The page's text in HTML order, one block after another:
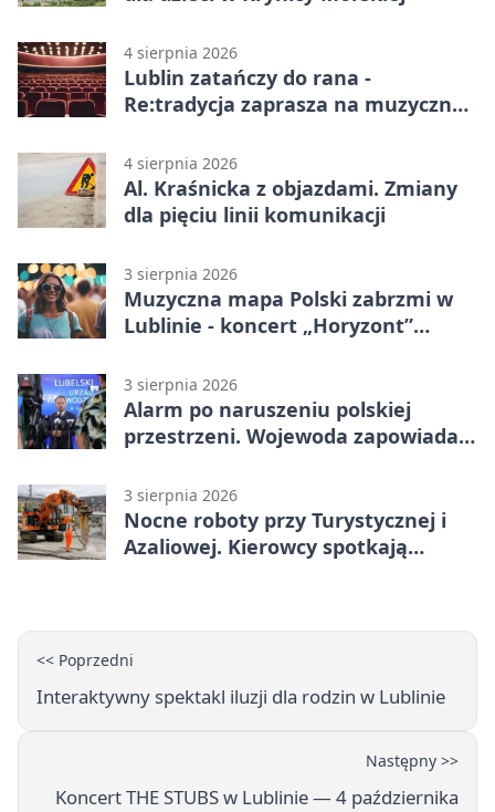
4 sierpnia 2026
Lublin zatańczy do rana -
Re:tradycja zaprasza na muzyczną
4 sierpnia 2026
Al. Kraśnicka z objazdami. Zmiany
dla pięciu linii komunikacji
3 sierpnia 2026
Muzyczna mapa Polski zabrzmi w
Lublinie - koncert „Horyzont”
3 sierpnia 2026
Alarm po naruszeniu polskiej
przestrzeni. Wojewoda zapowiada
3 sierpnia 2026
Nocne roboty przy Turystycznej i
Azaliowej. Kierowcy spotkają
<< Poprzedni
Interaktywny spektakl iluzji dla rodzin w Lublinie
Następny >>
Koncert THE STUBS w Lublinie — 4 października